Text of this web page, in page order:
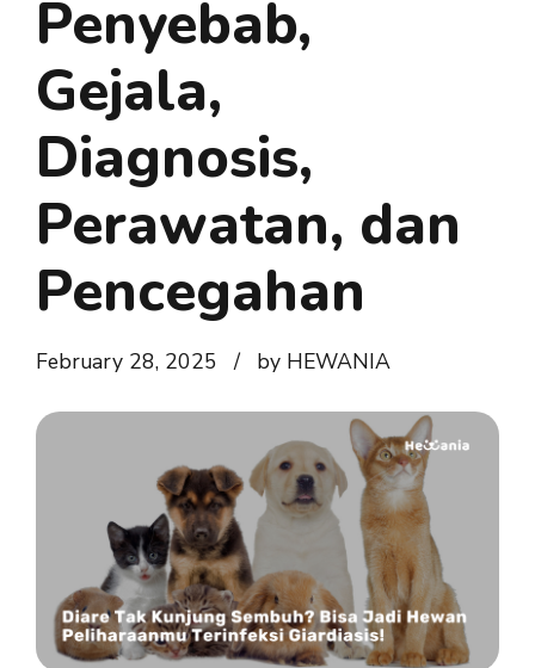
Penyebab,
Gejala,
Diagnosis,
Perawatan, dan
Pencegahan
February 28, 2025 by HEWANIA